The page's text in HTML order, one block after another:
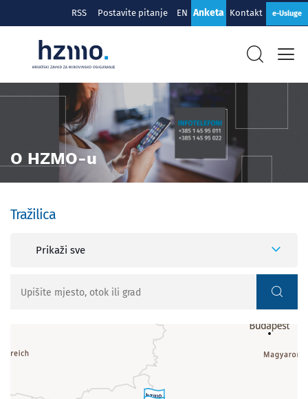
RSS Postavite pitanje EN Anketa Kontakt e-Usluge
O HZMO-u
Tražilica
Prikaži sve